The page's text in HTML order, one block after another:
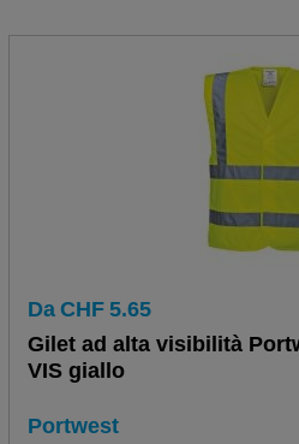
Da CHF 5.65
Gilet ad alta visibilità
VIS giallo
Portwest